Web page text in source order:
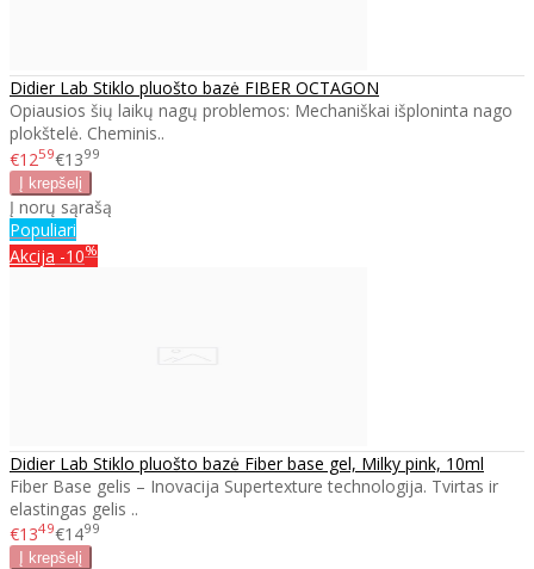
Didier Lab Stiklo pluošto bazė FIBER OCTAGON
Opiausios šių laikų nagų problemos: Mechaniškai išploninta nago
plokštelė. Cheminis..
€1259€1399
Į norų sąrašą
Populiari
Akcija -10%
Didier Lab Stiklo pluošto bazė Fiber base gel, Milky pink, 10ml
Fiber Base gelis – Inovacija Supertexture technologija. Tvirtas ir
elastingas gelis ..
€1349€1499